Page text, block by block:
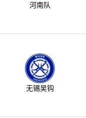
河南队
无锡吴钩